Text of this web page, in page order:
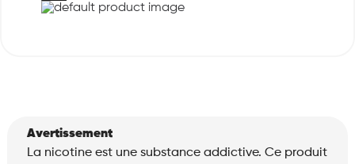
Avertissement
La nicotine est une substance addictive. Ce produit